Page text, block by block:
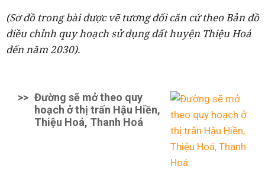
(Sơ đồ trong bài được vẽ tương đối căn cứ theo Bản đồ
điều chỉnh quy hoạch sử dụng đất huyện Thiệu Hoá
đến năm 2030).
>> Đường sẽ mở theo quy
hoạch ở thị trấn Hậu Hiền,
Thiệu Hoá, Thanh Hoá